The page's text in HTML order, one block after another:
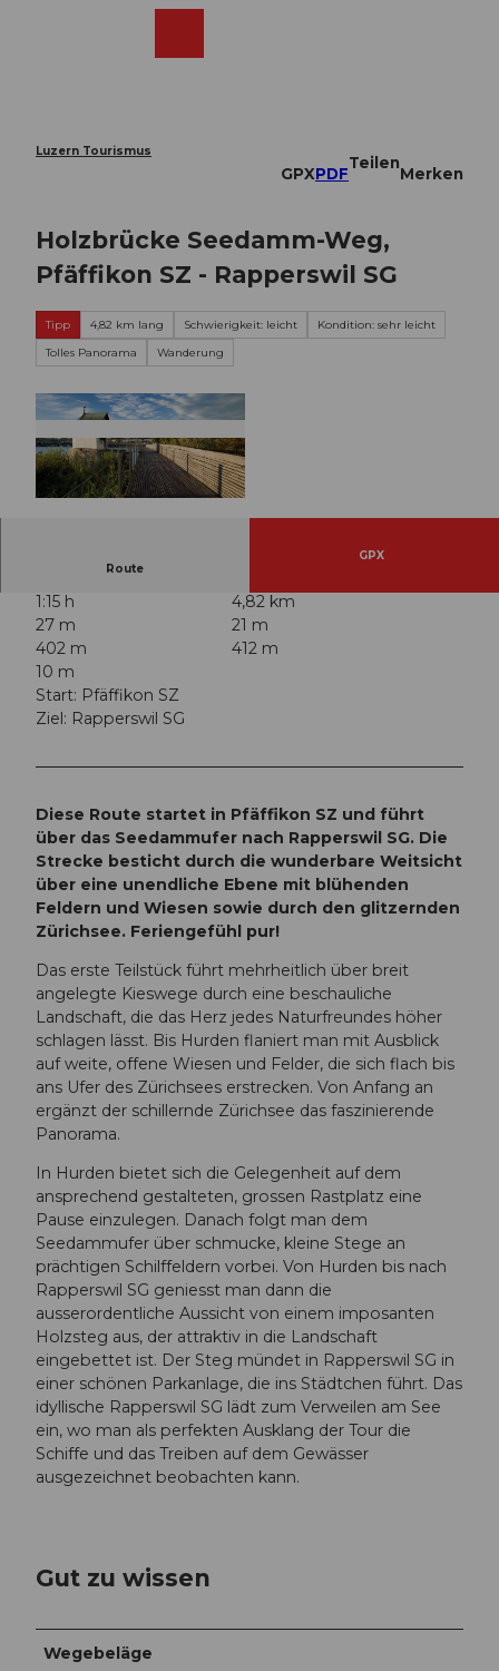
Luzern Tourismus
GPXPDF
Teilen
Merken
Holzbrücke Seedamm-Weg,
Pfäffikon SZ - Rapperswil SG
Tipp 4,82 km lang Schwierigkeit: leicht
Kondition: sehr leicht
Tolles Panorama
Wanderung
Route
GPX
1:15 h
4,82 km
27 m
21 m
402 m
412 m
10 m
Start: Pfäffikon SZ
Ziel: Rapperswil SG
Diese Route startet in Pfäffikon SZ und führt
über das Seedammufer nach Rapperswil SG. Die
Strecke besticht durch die wunderbare Weitsicht
über eine unendliche Ebene mit blühenden
Feldern und Wiesen sowie durch den glitzernden
Zürichsee. Feriengefühl pur!
Das erste Teilstück führt mehrheitlich über breit
angelegte Kieswege durch eine beschauliche
Landschaft, die das Herz jedes Naturfreundes höher
schlagen lässt. Bis Hurden flaniert man mit Ausblick
auf weite, offene Wiesen und Felder, die sich flach bis
ans Ufer des Zürichsees erstrecken. Von Anfang an
ergänzt der schillernde Zürichsee das faszinierende
Panorama.
In Hurden bietet sich die Gelegenheit auf dem
ansprechend gestalteten, grossen Rastplatz eine
Pause einzulegen. Danach folgt man dem
Seedammufer über schmucke, kleine Stege an
prächtigen Schilffeldern vorbei. Von Hurden bis nach
Rapperswil SG geniesst man dann die
ausserordentliche Aussicht von einem imposanten
Holzsteg aus, der attraktiv in die Landschaft
eingebettet ist. Der Steg mündet in Rapperswil SG in
einer schönen Parkanlage, die ins Städtchen führt. Das
idyllische Rapperswil SG lädt zum Verweilen am See
ein, wo man als perfekten Ausklang der Tour die
Schiffe und das Treiben auf dem Gewässer
ausgezeichnet beobachten kann.
Gut zu wissen
Wegebeläge